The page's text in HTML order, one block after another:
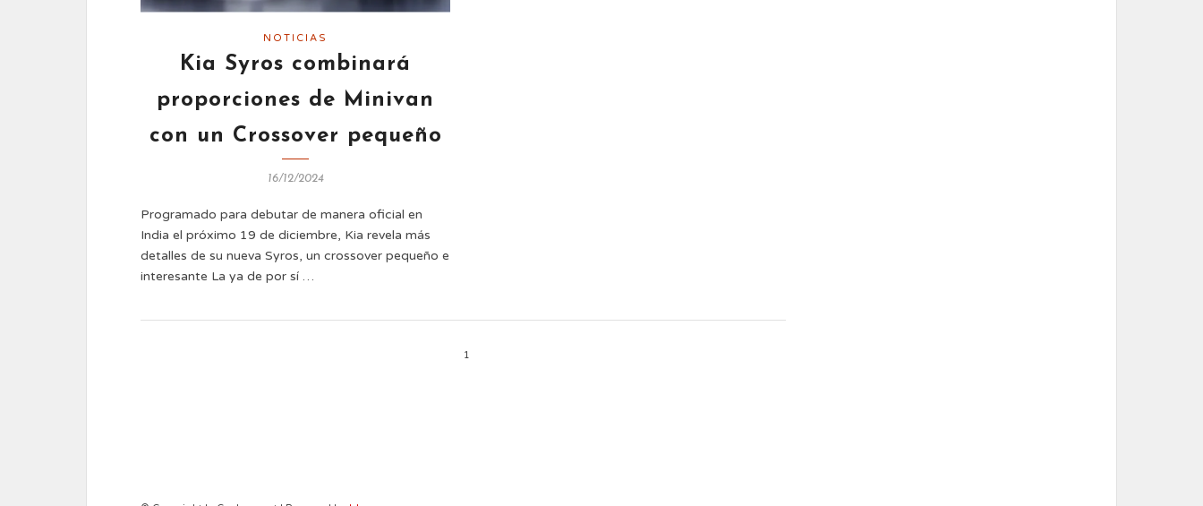
NOTICIAS
Kia Syros combinará
proporciones de Minivan
con un Crossover pequeño
16/12/2024
Programado para debutar de manera oficial en
India el próximo 19 de diciembre, Kia revela más
detalles de su nueva Syros, un crossover pequeño e
interesante La ya de por sí …
1